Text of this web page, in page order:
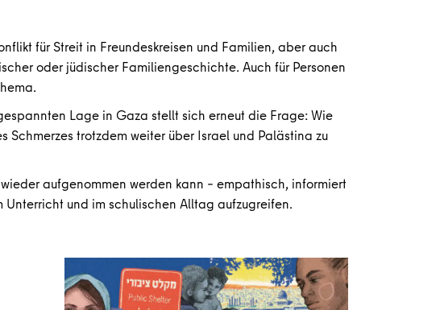
für Streit in Freundeskreisen und Familien, aber auch
oder jüdischer Familiengeschichte. Auch für Personen
Lage in Gaza stellt sich erneut die Frage: Wie
trotzdem weiter über Israel und Palästina zu
aufgenommen werden kann – empathisch, informiert
und im schulischen Alltag aufzugreifen.